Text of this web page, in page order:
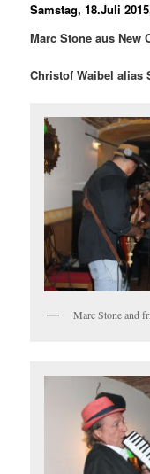
Samstag, 18.Juli
Marc Stone aus New
Christof Waibel alias
Marc Stone and